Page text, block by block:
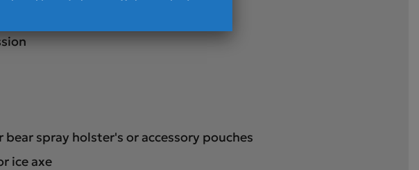
trail essentials
spray holster's or accessory pouches
ice axe